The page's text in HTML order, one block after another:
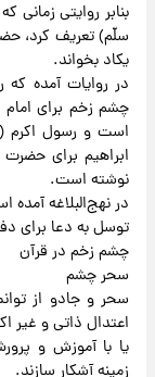
بنابر روایتی
سلّم) تعریف کرد،
یکاد بخواند.
در روایات آمده که
چشم زخم برای
است و رسول اکرم
ابراهیم برای
نوشته است.
در نهج‌البلاغه
توسل به دعا برای
چشم زخم در قرآن
سحر چشم
سحر و جادو از
اعتدال ذاتی و غیر
یا با آموزش و
زمینه آشکار سازند.